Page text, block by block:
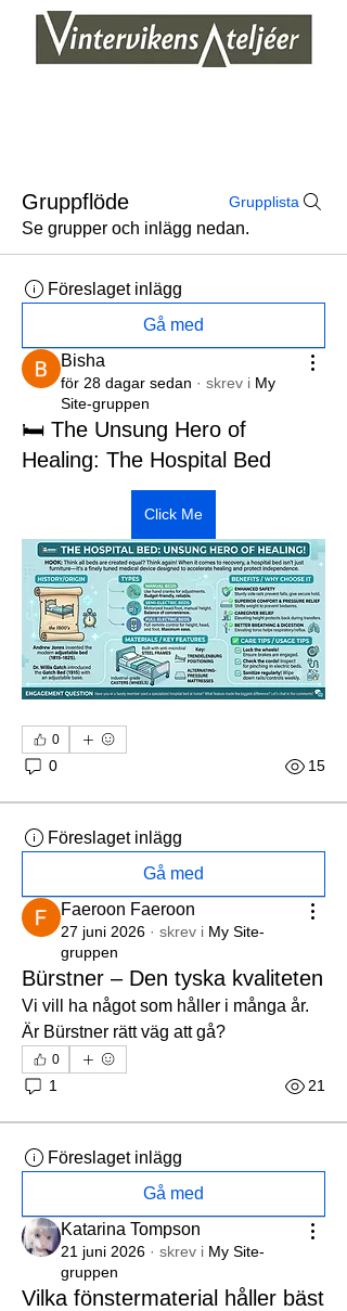
Gruppflöde Grupplista
Se grupper och inlägg nedan.
Föreslaget inlägg
Gå med
Bisha
för 28 dagar sedan · skrev i My
Site-gruppen
🛏️ The Unsung Hero of
Healing: The Hospital Bed
Click Me
0
0 15
Föreslaget inlägg
Gå med
Faeroon Faeroon
27 juni 2026 · skrev i My Site-
gruppen
Bürstner – Den tyska kvaliteten
Vi vill ha något som håller i många år.
Är Bürstner rätt väg att gå?
0
1 21
Föreslaget inlägg
Gå med
Katarina Tompson
21 juni 2026 · skrev i My Site-
gruppen
Vilka fönstermaterial håller bäst